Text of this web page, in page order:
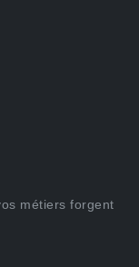
métiers forgent